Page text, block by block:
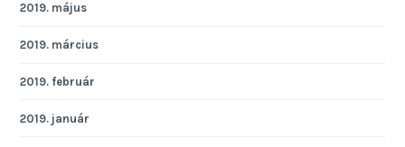
2019. május
2019. március
2019. február
2019. január